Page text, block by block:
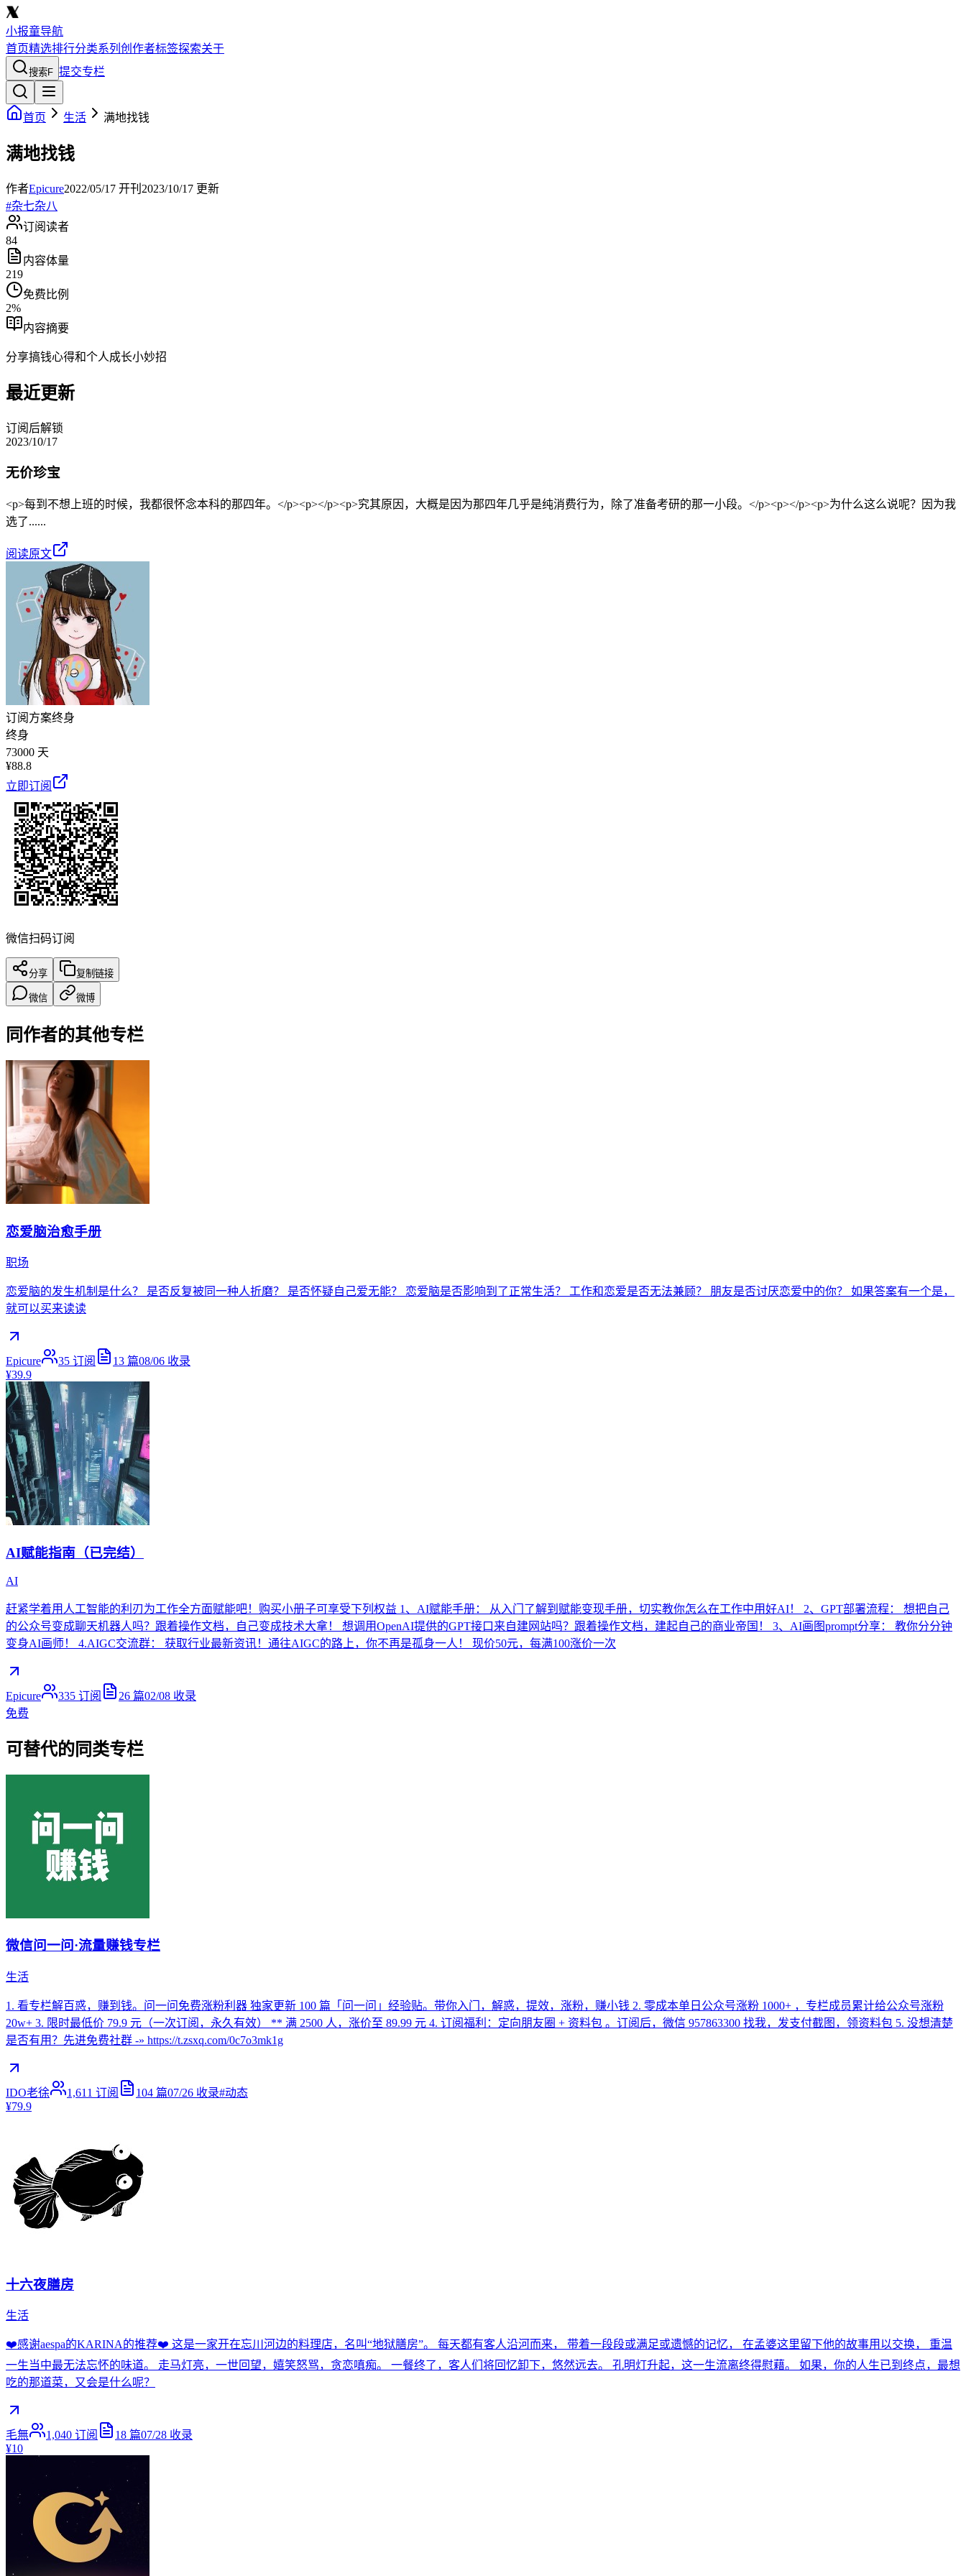
小报童导航
首页精选排行分类系列 创作者标签探索关于
搜索F 提交专栏
首页 生活 满地找钱
满地找钱
作者Epicure2022/05/17 开刊 2023/10/17 更新
#杂七杂八
订阅读者
84
内容体量
219
免费比例
2%
内容摘要
分享搞钱心得和个人成长小妙招
最近更新
订阅后解锁
2023/10/17
无价珍宝
<p>每到不想上班的时候，我都很怀念本科的那四年。</p><p></p><p>究其原因，大概是因为那四年几乎是纯消费行为，除了准备考研的那一小段。</p><p></p><p>为什么这么说呢？因为我
选了......
阅读原文
订阅方案终身
终身
73000 天
¥88.8
立即订阅
微信扫码订阅
分享 复制链接
微信 微博
同作者的其他专栏
恋爱脑治愈手册
职场
恋爱脑的发生机制是什么？ 是否反复被同一种人折磨？ 是否怀疑自己爱无能？ 恋爱脑是否影响到了正常生活？ 工作和恋爱是否无法兼顾？ 朋友是否讨厌恋爱中的你？ 如果答案有一个是，
就可以买来读读
Epicure 35 订阅 13 篇08/06 收录
¥39.9
AI赋能指南（已完结）
AI
赶紧学着用人工智能的利刃为工作全方面赋能吧！购买小册子可享受下列权益 1、AI赋能手册： 从入门了解到赋能变现手册，切实教你怎么在工作中用好AI！ 2、GPT部署流程： 想把自己
的公众号变成聊天机器人吗？跟着操作文档，自己变成技术大拿！ 想调用OpenAI提供的GPT接口来自建网站吗？跟着操作文档，建起自己的商业帝国！ 3、AI画图prompt分享： 教你分分钟
变身AI画师！ 4.AIGC交流群： 获取行业最新资讯！通往AIGC的路上，你不再是孤身一人！ 现价50元，每满100涨价一次
Epicure 335 订阅 26 篇02/08 收录
免费
可替代的同类专栏
微信问一问·流量赚钱专栏
生活
1. 看专栏解百惑，赚到钱。问一问免费涨粉利器 独家更新 100 篇「问一问」经验贴。带你入门，解惑，提效，涨粉，赚小钱 2. 零成本单日公众号涨粉 1000+ ，专栏成员累计给公众号涨粉
20w+ 3. 限时最低价 79.9 元（一次订阅，永久有效） ** 满 2500 人，涨价至 89.99 元 4. 订阅福利：定向朋友圈 + 资料包 。订阅后，微信 957863300 找我，发支付截图，领资料包 5. 没想清楚
是否有用？先进免费社群 -» https://t.zsxq.com/0c7o3mk1g
IDO老徐 1,611 订阅 104 篇07/26 收录#动态
¥79.9
十六夜膳房
生活
❤️感谢aespa的KARINA的推荐❤️ 这是一家开在忘川河边的料理店，名叫“地狱膳房”。 每天都有客人沿河而来， 带着一段段或满足或遗憾的记忆， 在孟婆这里留下他的故事用以交换， 重温
一生当中最无法忘怀的味道。 走马灯亮，一世回望，嬉笑怒骂，贪恋嗔痴。 一餐终了，客人们将回忆卸下，悠然远去。 孔明灯升起，这一生流离终得慰藉。 如果，你的人生已到终点，最想
吃的那道菜，又会是什么呢？
毛無 1,040 订阅 18 篇07/28 收录
¥10